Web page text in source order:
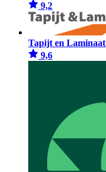
9,2
Tapijt en
9,6